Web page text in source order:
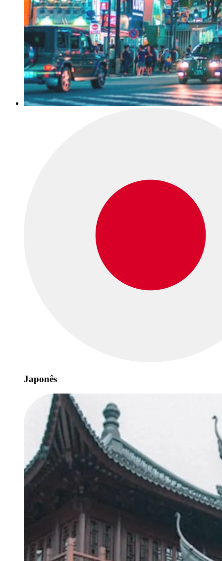
Japonês